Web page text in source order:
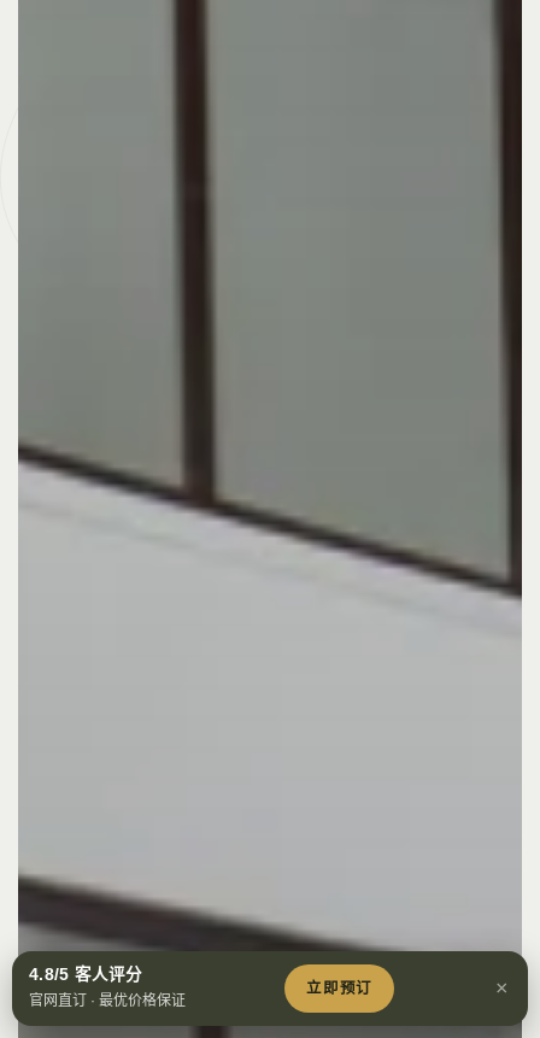
4.8/5 客人评分
官网直订 · 最优价格保证
立即预订 ×